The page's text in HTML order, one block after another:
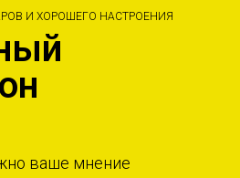
И ХОРОШЕГО НАСТРОЕНИЯ
ваше мнение